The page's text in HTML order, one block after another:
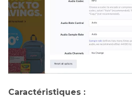
Caractéristiques :